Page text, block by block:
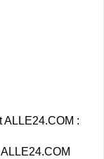
ALLE24.COM :